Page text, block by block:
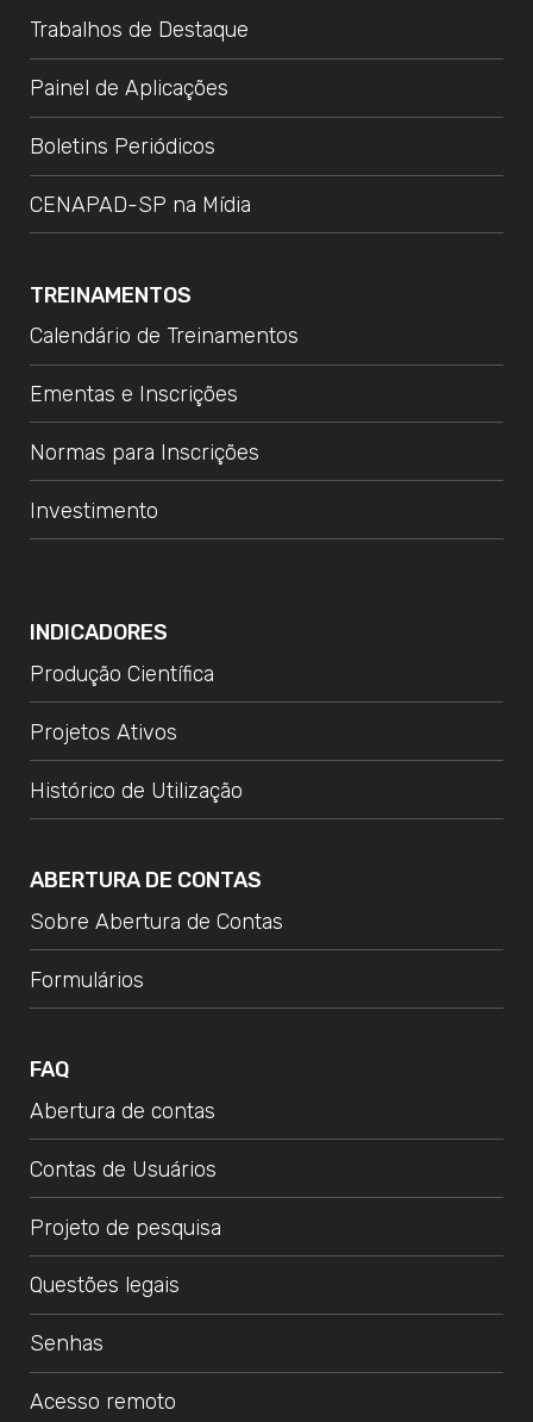
Trabalhos de Destaque
Painel de Aplicações
Boletins Periódicos
CENAPAD-SP na Mídia
TREINAMENTOS
Calendário de Treinamentos
Ementas e Inscrições
Normas para Inscrições
Investimento
INDICADORES
Produção Científica
Projetos Ativos
Histórico de Utilização
ABERTURA DE CONTAS
Sobre Abertura de Contas
Formulários
FAQ
Abertura de contas
Contas de Usuários
Projeto de pesquisa
Questões legais
Senhas
Acesso remoto